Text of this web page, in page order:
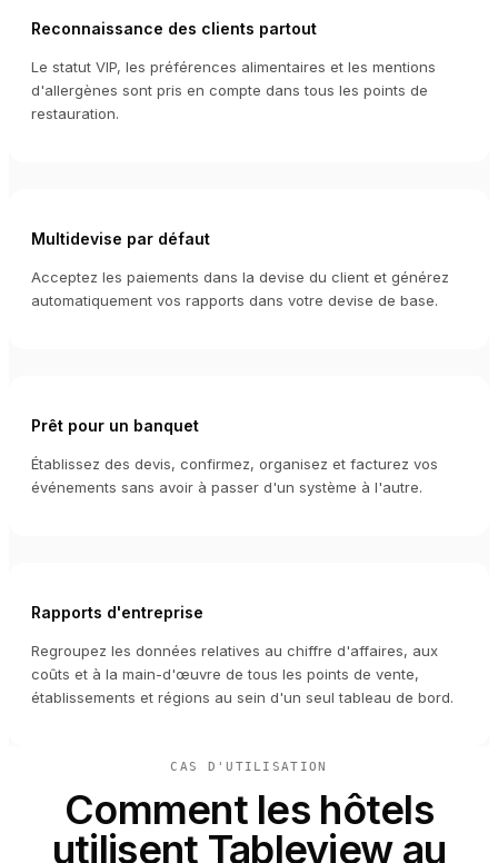
Reconnaissance des clients partout
Le statut VIP, les préférences alimentaires et les mentions
d'allergènes sont pris en compte dans tous les points de
restauration.
Multidevise par défaut
Acceptez les paiements dans la devise du client et générez
automatiquement vos rapports dans votre devise de base.
Prêt pour un banquet
Établissez des devis, confirmez, organisez et facturez vos
événements sans avoir à passer d'un système à l'autre.
Rapports d'entreprise
Regroupez les données relatives au chiffre d'affaires, aux
coûts et à la main-d'œuvre de tous les points de vente,
établissements et régions au sein d'un seul tableau de bord.
CAS D'UTILISATION
Comment les hôtels
utilisent Tableview au